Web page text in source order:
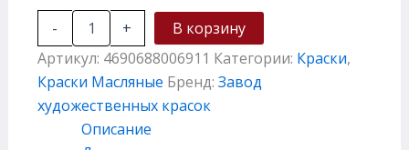
- +
В корзину
Артикул: 4690688006911 Категории: Краски,
Краски Масляные Бренд: Завод
художественных красок
Описание